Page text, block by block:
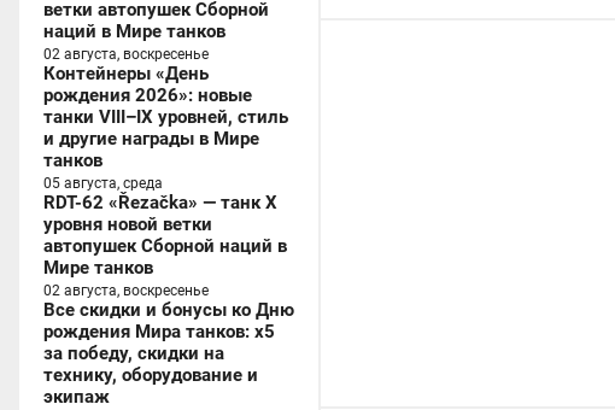
ветки автопушек Сборной
наций в Мире танков
02 августа, воскресенье
Контейнеры «День
рождения 2026»: новые
танки VIII–IX уровней, стиль
и другие награды в Мире
танков
05 августа, среда
RDT-62 «Řezačka» — танк X
уровня новой ветки
автопушек Сборной наций в
Мире танков
02 августа, воскресенье
Все скидки и бонусы ко Дню
рождения Мира танков: x5
за победу, скидки на
технику, оборудование и
экипаж